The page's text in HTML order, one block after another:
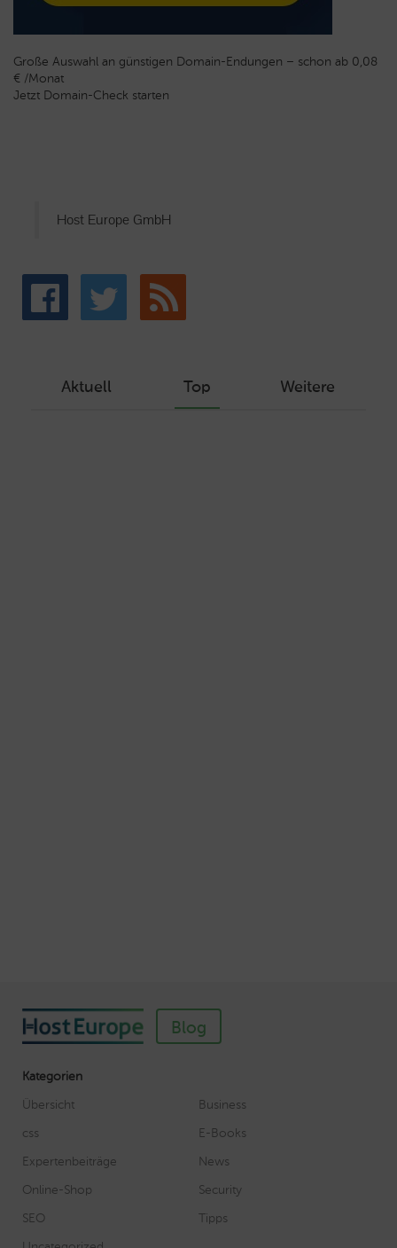
Große Auswahl an günstigen Domain-Endungen – schon ab 0,08
€ /Monat
Jetzt Domain-Check starten
Host Europe GmbH
Aktuell Top Weitere
Blog
Kategorien
Übersicht
Business
css
E-Books
Expertenbeiträge
News
Online-Shop
Security
SEO
Tipps